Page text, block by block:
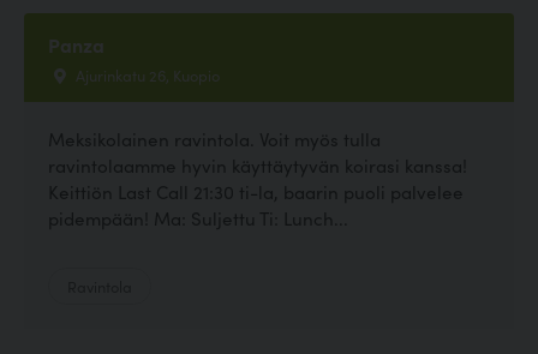
Panza
Ajurinkatu 26, Kuopio
Meksikolainen ravintola. Voit myös tulla
ravintolaamme hyvin käyttäytyvän koirasi kanssa!
Keittiön Last Call 21:30 ti-la, baarin puoli palvelee
pidempään! Ma: Suljettu Ti: Lunch...